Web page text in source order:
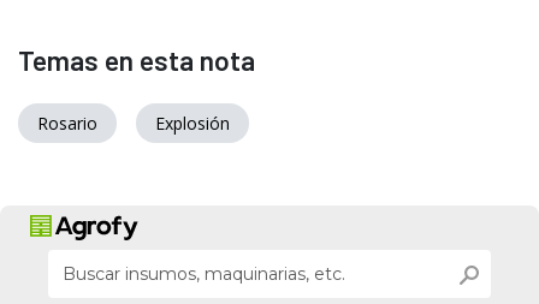
Temas en esta nota
Rosario Explosión